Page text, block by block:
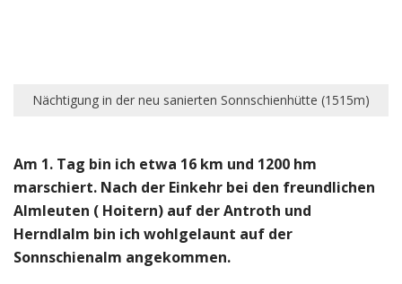
Nächtigung in der neu sanierten Sonnschienhütte (1515m)
Am 1. Tag bin ich etwa 16 km und 1200 hm
marschiert. Nach der Einkehr bei den freundlichen
Almleuten ( Hoitern) auf der Antroth und
Herndlalm bin ich wohlgelaunt auf der
Sonnschienalm angekommen.